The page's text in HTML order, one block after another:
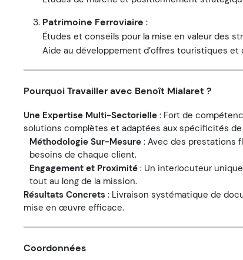
Patrimoine Ferroviaire :
Études et conseils pour la mise en valeur des
Aide au développement d’offres touristiques et
Pourquoi Travailler avec Benoît Mialaret ?
Une Expertise Multi-Sectorielle : Fort de
solutions complètes et adaptées aux spécificités
Méthodologie Sur-Mesure : Avec des prestations
besoins de chaque client.
Engagement et Proximité : Un interlocuteur
tout au long de la mission.
Résultats Concrets : Livraison systématique de
mise en œuvre efficace.
Coordonnées